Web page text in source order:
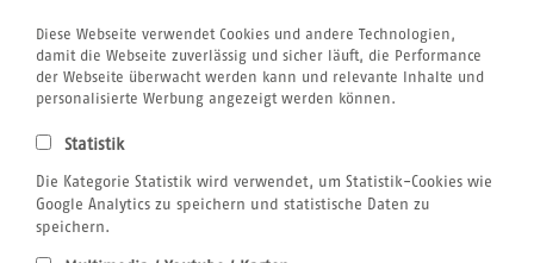
Kapverden
Marokko
Unternehmen
Airline Blacklist
Kitesurfen
Tauchen
SUP
Diese Webseite verwendet Cookies und andere Technologien,
damit die Webseite zuverlässig und sicher läuft, die Performance
der Webseite überwacht werden kann und relevante Inhalte und
personalisierte Werbung angezeigt werden können.
Statistik
Die Kategorie Statistik wird verwendet, um Statistik-Cookies wie
Google Analytics zu speichern und statistische Daten zu
speichern.